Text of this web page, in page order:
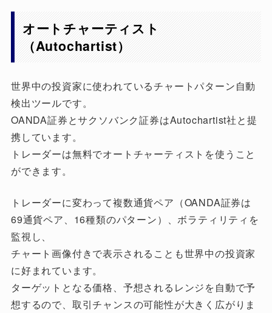
オートチャーティスト
（Autochartist）
世界中の投資家に使われているチャートパターン自動
検出ツールです。
OANDA証券とサクソバンク証券はAutochartist社と提
携しています。
トレーダーは無料でオートチャーティストを使うこと
ができます。
トレーダーに変わって複数通貨ペア（OANDA証券は
69通貨ペア、16種類のパターン）、ボラティリティを
監視し、
チャート画像付きで表示されることも世界中の投資家
に好まれています。
ターゲットとなる価格、予想されるレンジを自動で予
想するので、取引チャンスの可能性が大きく広がりま